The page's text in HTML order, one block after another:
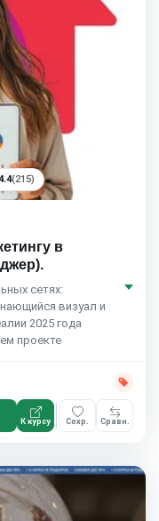
(215)
в
сетях:
визуал и
2025 года
проекте
К курсу Сохр. Сравн.